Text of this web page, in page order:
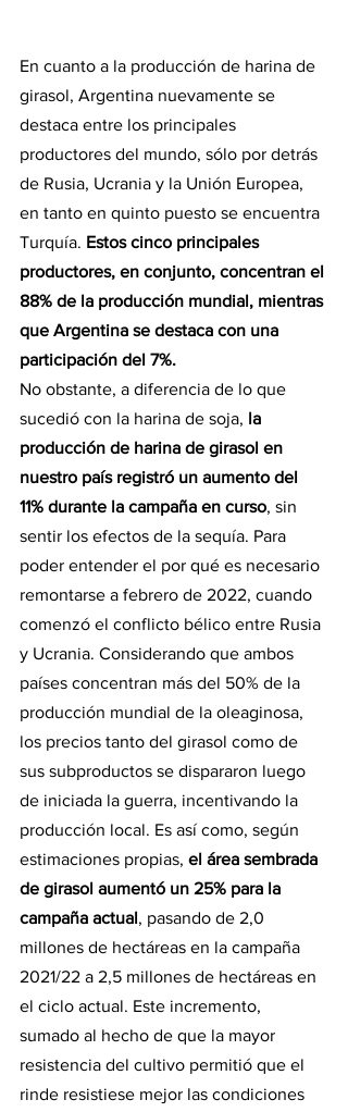
En cuanto a la producción de harina de
girasol, Argentina nuevamente se
destaca entre los principales
productores del mundo, sólo por detrás
de Rusia, Ucrania y la Unión Europea,
en tanto en quinto puesto se encuentra
Turquía. Estos cinco principales
productores, en conjunto, concentran el
88% de la producción mundial, mientras
que Argentina se destaca con una
participación del 7%.
No obstante, a diferencia de lo que
sucedió con la harina de soja, la
producción de harina de girasol en
nuestro país registró un aumento del
11% durante la campaña en curso, sin
sentir los efectos de la sequía. Para
poder entender el por qué es necesario
remontarse a febrero de 2022, cuando
comenzó el conflicto bélico entre Rusia
y Ucrania. Considerando que ambos
países concentran más del 50% de la
producción mundial de la oleaginosa,
los precios tanto del girasol como de
sus subproductos se dispararon luego
de iniciada la guerra, incentivando la
producción local. Es así como, según
estimaciones propias, el área sembrada
de girasol aumentó un 25% para la
campaña actual, pasando de 2,0
millones de hectáreas en la campaña
2021/22 a 2,5 millones de hectáreas en
el ciclo actual. Este incremento,
sumado al hecho de que la mayor
resistencia del cultivo permitió que el
rinde resistiese mejor las condiciones